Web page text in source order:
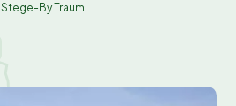
By Traum